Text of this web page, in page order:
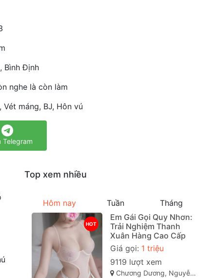
Bình Định
nghe là còn làm
Vét máng, BJ, Hôn vú
Telegram
Top xem nhiều
Hôm nay Tuần Tháng
HOT
Em Gái Gọi Quy Nhơn:
Trải Nghiệm Thanh
Xuân Hàng Cao Cấp
Giá gọi: 1 triệu
9119 lượt xem
Chương Dương, Nguyễn Văn Cừ, Quy Nhơn, Bình Định